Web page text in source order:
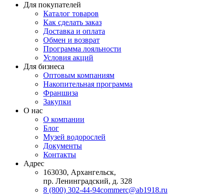
Для покупателей
Каталог товаров
Как сделать заказ
Доставка и оплата
Обмен и возврат
Программа лояльности
Условия акций
Для бизнеса
Оптовым компаниям
Накопительная программа
Франшиза
Закупки
О нас
О компании
Блог
Музей водорослей
Документы
Контакты
Адрес
163030, Архангельск,
пр. Ленинградский, д. 328
8 (800) 302-44-94commerc@ab1918.ru